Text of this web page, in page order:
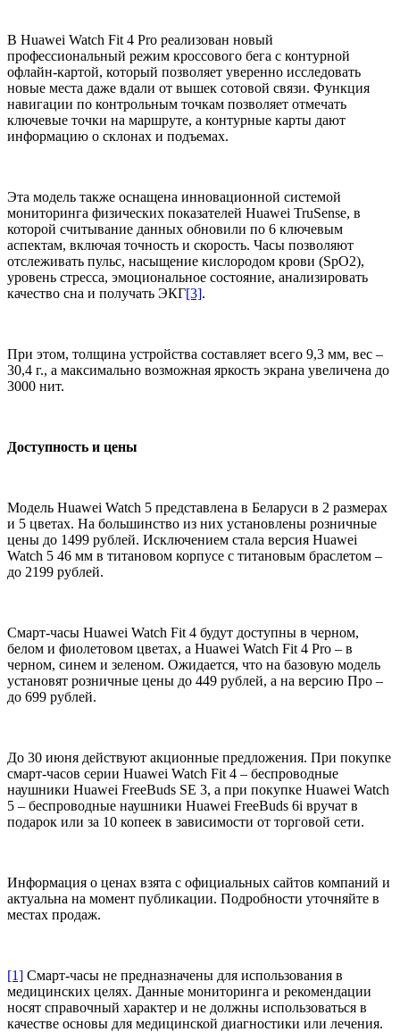
В Huawei Watch Fit 4 Pro реализован новый
профессиональный режим кроссового бега с контурной
офлайн-картой, который позволяет уверенно исследовать
новые места даже вдали от вышек сотовой связи. Функция
навигации по контрольным точкам позволяет отмечать
ключевые точки на маршруте, а контурные карты дают
информацию о склонах и подъемах.
Эта модель также оснащена инновационной системой
мониторинга физических показателей Huawei TruSense, в
которой считывание данных обновили по 6 ключевым
аспектам, включая точность и скорость. Часы позволяют
отслеживать пульс, насыщение кислородом крови (SpO2),
уровень стресса, эмоциональное состояние, анализировать
качество сна и получать ЭКГ[3].
При этом, толщина устройства составляет всего 9,3 мм, вес –
30,4 г., а максимально возможная яркость экрана увеличена до
3000 нит.
Доступность и цены
Модель Huawei Watch 5 представлена в Беларуси в 2 размерах
и 5 цветах. На большинство из них установлены розничные
цены до 1499 рублей. Исключением стала версия Huawei
Watch 5 46 мм в титановом корпусе с титановым браслетом –
до 2199 рублей.
Смарт-часы Huawei Watch Fit 4 будут доступны в черном,
белом и фиолетовом цветах, а Huawei Watch Fit 4 Pro – в
черном, синем и зеленом. Ожидается, что на базовую модель
установят розничные цены до 449 рублей, а на версию Про –
до 699 рублей.
До 30 июня действуют акционные предложения. При покупке
смарт-часов серии Huawei Watch Fit 4 – беспроводные
наушники Huawei FreeBuds SE 3, а при покупке Huawei Watch
5 – беспроводные наушники Huawei FreeBuds 6i вручат в
подарок или за 10 копеек в зависимости от торговой сети.
Информация о ценах взята с официальных сайтов компаний и
актуальна на момент публикации. Подробности уточняйте в
местах продаж.
[1] Смарт-часы не предназначены для использования в
медицинских целях. Данные мониторинга и рекомендации
носят справочный характер и не должны использоваться в
качестве основы для медицинской диагностики или лечения.